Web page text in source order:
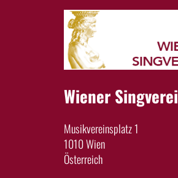
Wiener
Musikvereinsplatz 1
1010 Wien
Österreich